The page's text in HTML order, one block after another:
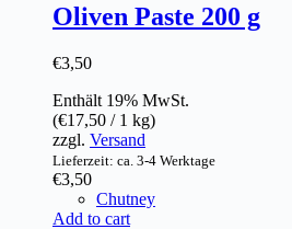
Oliven Paste 200 g
€3,50
Enthält 19% MwSt.
(€17,50 / 1 kg)
zzgl. Versand
Lieferzeit: ca. 3-4 Werktage
€3,50
Chutney
Add to cart